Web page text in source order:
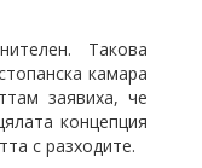
Абонирайте се!
Такова
камара
заявиха, че
концепция
с разходите.